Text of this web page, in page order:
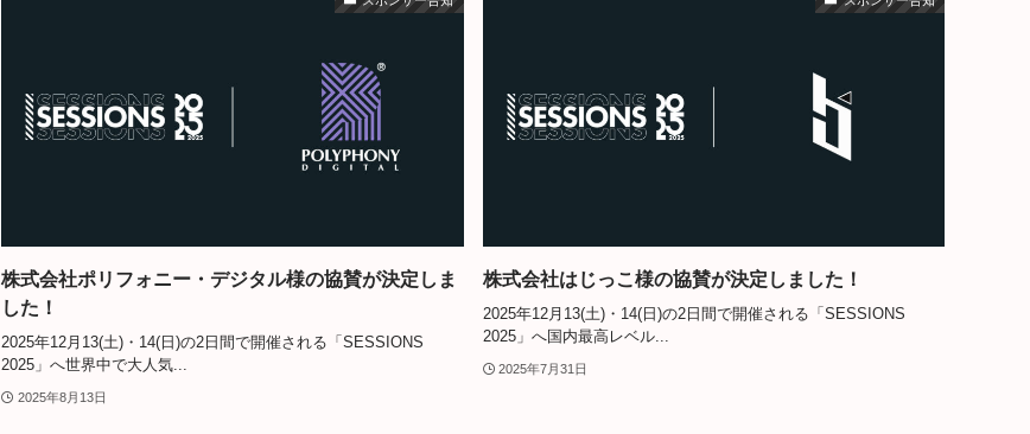
株式会社ポリフォニー・デジタル様の協賛が決定しま
した！
2025年12月13(土)・14(日)の2日間で開催される「SESSIONS
2025」へ世界中で大人気...
2025年8月13日
株式会社はじっこ様の協賛が決定しました！
2025年12月13(土)・14(日)の2日間で開催される「SESSIONS
2025」へ国内最高レベル...
2025年7月31日